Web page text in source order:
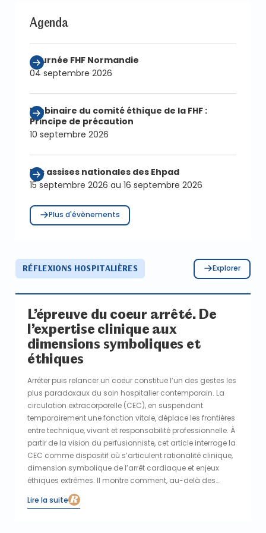
Agenda
Journée FHF Normandie
04 septembre 2026
Webinaire du comité éthique de la FHF :
Principe de précaution
10 septembre 2026
Les assises nationales des Ehpad
15 septembre 2026 au 16 septembre 2026
Plus d'évènements
RÉFLEXIONS HOSPITALIÈRES Explorer
L’épreuve du coeur arrêté. De
l’expertise clinique aux
dimensions symboliques et
éthiques
Arrêter puis relancer un coeur constitue l’un des gestes les
plus paradoxaux du soin hospitalier contemporain. La
circulation extracorporelle (CEC), en suspendant
temporairement une fonction vitale, déplace les frontières
entre technique, vivant et responsabilité professionnelle. À
partir de la vision du perfusionniste, cet article interroge la
CEC comme dispositif où s’articulent rationalité clinique,
dimension symbolique de l’arrêt cardiaque et enjeux
éthiques extrêmes. Il montre comment, au-delà des
protocoles, l’hôpital organise la continuité du vivant,
jusqu’aux configurations limites du prélèvement
Lire la suite